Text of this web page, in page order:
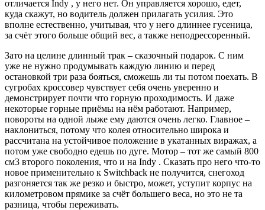
отличается Indy , у него нет. Он управляется хорошо, едет,
куда скажут, но водитель должен прилагать усилия. Это
вполне естественно, учитывая, что у него длиннее гусеница,
за счёт этого больше общий вес, а также неподрессоренный.
Зато на целине длинный трак – сказочный подарок. С ним
уже не нужно продумывать каждую линию и перед
остановкой три раза бояться, сможешь ли ты потом поехать. В
сугробах кроссовер чувствует себя очень уверенно и
демонстрирует почти что горную проходимость. И даже
некоторые горные приёмы на нём работают. Например,
повороты на одной лыже ему даются очень легко. Главное –
наклониться, потому что колея относительно широка и
рассчитана на устойчивое положение в укатанных виражах, а
потом уже свободно едешь по дуге. Мотор – тот же самый 800
см3 второго поколения, что и на Indy . Сказать про него что-то
новое применительно к Switchback не получится, снегоход
разгоняется так же резко и быстро, может, уступит корпус на
километровом прямике за счёт большего веса, но это не та
разница, чтобы переживать.